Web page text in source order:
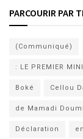
PARCOURIR PAR
(Communiqué)
: LE PREMIER
Boké Cellou
de Mamadi
Déclaration